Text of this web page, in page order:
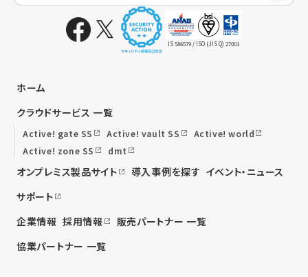
IS 586579 / ISO (JIS Q) 27001
ホーム
クラウドサービス 一覧
Active! gate SS Active! vault SS
Active! world
Active! zone SS
dmt
オンプレミス製品サイト 導入事例を探す イベント・ニュース
サポート
企業情報 採用情報
販売パートナー 一覧
協業パートナー 一覧